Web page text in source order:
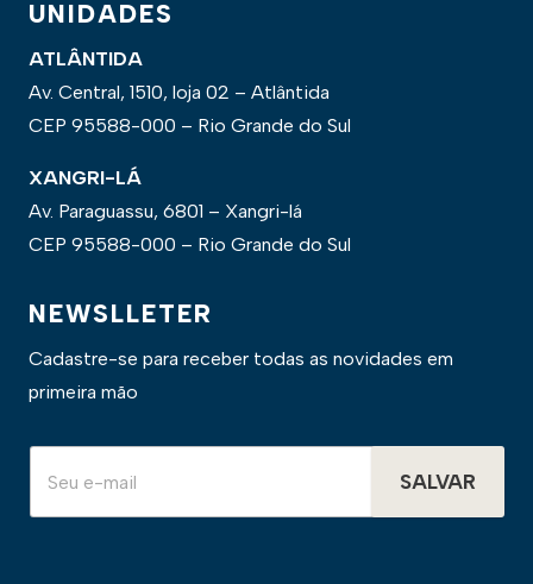
UNIDADES
ATLÂNTIDA
Av. Central, 1510, loja 02 – Atlântida
CEP 95588-000 – Rio Grande do Sul
XANGRI-LÁ
Av. Paraguassu, 6801 – Xangri-lá
CEP 95588-000 – Rio Grande do Sul
NEWSLLETER
Cadastre-se para receber todas as novidades em
primeira mão
SALVAR